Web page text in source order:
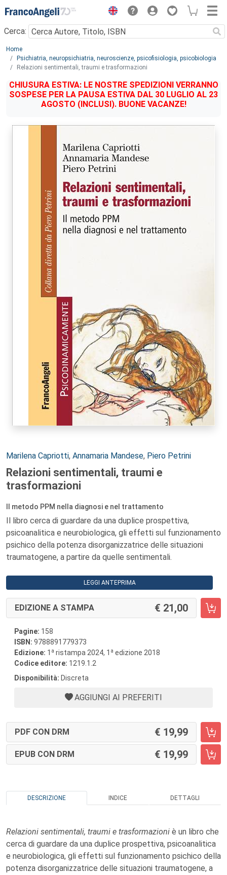
Menu
Cerca:
Main content
Home
Psichiatria, neuropsichiatria, neuroscienze, psicofisiologia, psicobiologia
Relazioni sentimentali, traumi e trasformazioni
CHIUSURA ESTIVA: LE NOSTRE SPEDIZIONI VERRANNO
SOSPESE PER LA PAUSA ESTIVA DAL 30 LUGLIO AL 23
AGOSTO (INCLUSI). BUONE VACANZE!
Autori:
Marilena Capriotti, Annamaria Mandese, Piero Petrini
Relazioni sentimentali, traumi e
trasformazioni
Il metodo PPM nella diagnosi e nel trattamento
Il libro cerca di guardare da una duplice prospettiva,
psicoanalitica e neurobiologica, gli effetti sul funzionamento
psichico della potenza disorganizzatrice delle situazioni
traumatogene, a partire da quelle sentimentali.
LEGGI ANTEPRIMA
EDIZIONE A STAMPA 21,00
Pagine: 158
ISBN: 9788891779373
Edizione: 1 a ristampa 2024, 1 a edizione 2018
Codice editore: 1219.1.2
Disponibilità: Discreta
AGGIUNGI AI PREFERITI
PDF CON DRM 19,99
EPUB CON DRM 19,99
DESCRIZIONE INDICE DETTAGLI
Relazioni sentimentali, traumi e trasformazioni è un libro che
cerca di guardare da una duplice prospettiva, psicoanalitica
e neurobiologica, gli effetti sul funzionamento psichico della
potenza disorganizzatrice delle situazioni traumatogene, a